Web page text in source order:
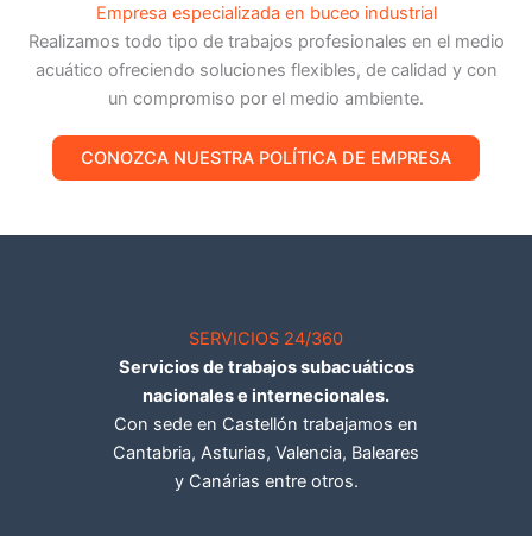
Empresa especializada en buceo industrial
Realizamos todo tipo de trabajos profesionales en el medio
acuático ofreciendo soluciones flexibles, de calidad y con
un compromiso por el medio ambiente.
CONOZCA NUESTRA POLÍTICA DE EMPRESA
SERVICIOS 24/360
Servicios de trabajos subacuáticos
nacionales e internecionales.
Con sede en Castellón trabajamos en
Cantabria, Asturias, Valencia, Baleares
y Canárias entre otros.